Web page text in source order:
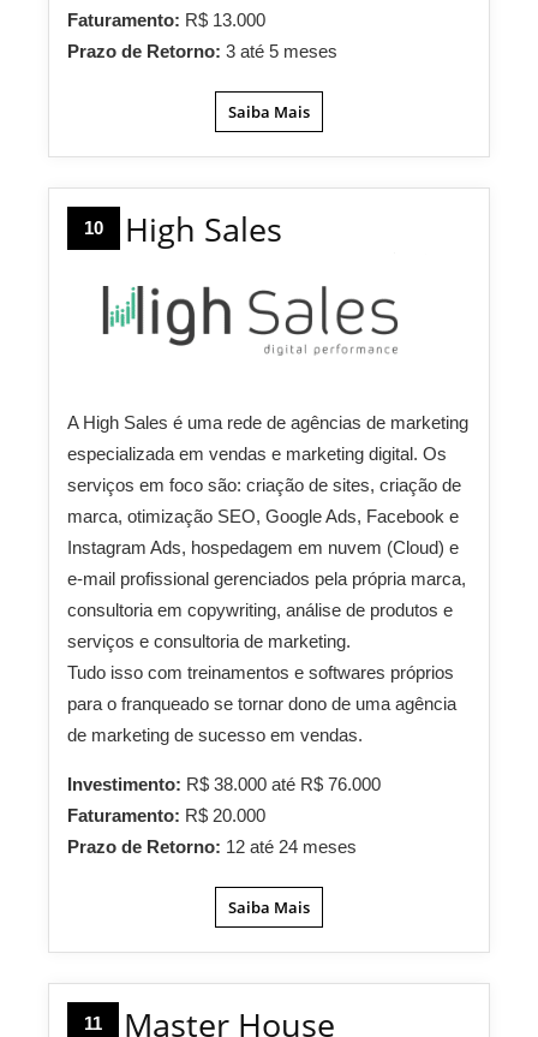
Faturamento: R$ 13.000
Prazo de Retorno: 3 até 5 meses
Saiba Mais
10 High Sales
A High Sales é uma rede de agências de marketing
especializada em vendas e marketing digital. Os
serviços em foco são: criação de sites, criação de
marca, otimização SEO, Google Ads, Facebook e
Instagram Ads, hospedagem em nuvem (Cloud) e
e-mail profissional gerenciados pela própria marca,
consultoria em copywriting, análise de produtos e
serviços e consultoria de marketing.
Tudo isso com treinamentos e softwares próprios
para o franqueado se tornar dono de uma agência
de marketing de sucesso em vendas.
Investimento: R$ 38.000 até R$ 76.000
Faturamento: R$ 20.000
Prazo de Retorno: 12 até 24 meses
Saiba Mais
11 Master House